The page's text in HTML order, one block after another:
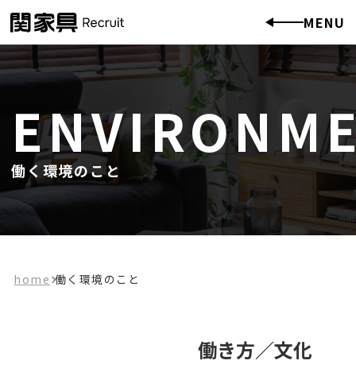
MENU
働く環境のこと
home 働く環境のこと
働き方／文化